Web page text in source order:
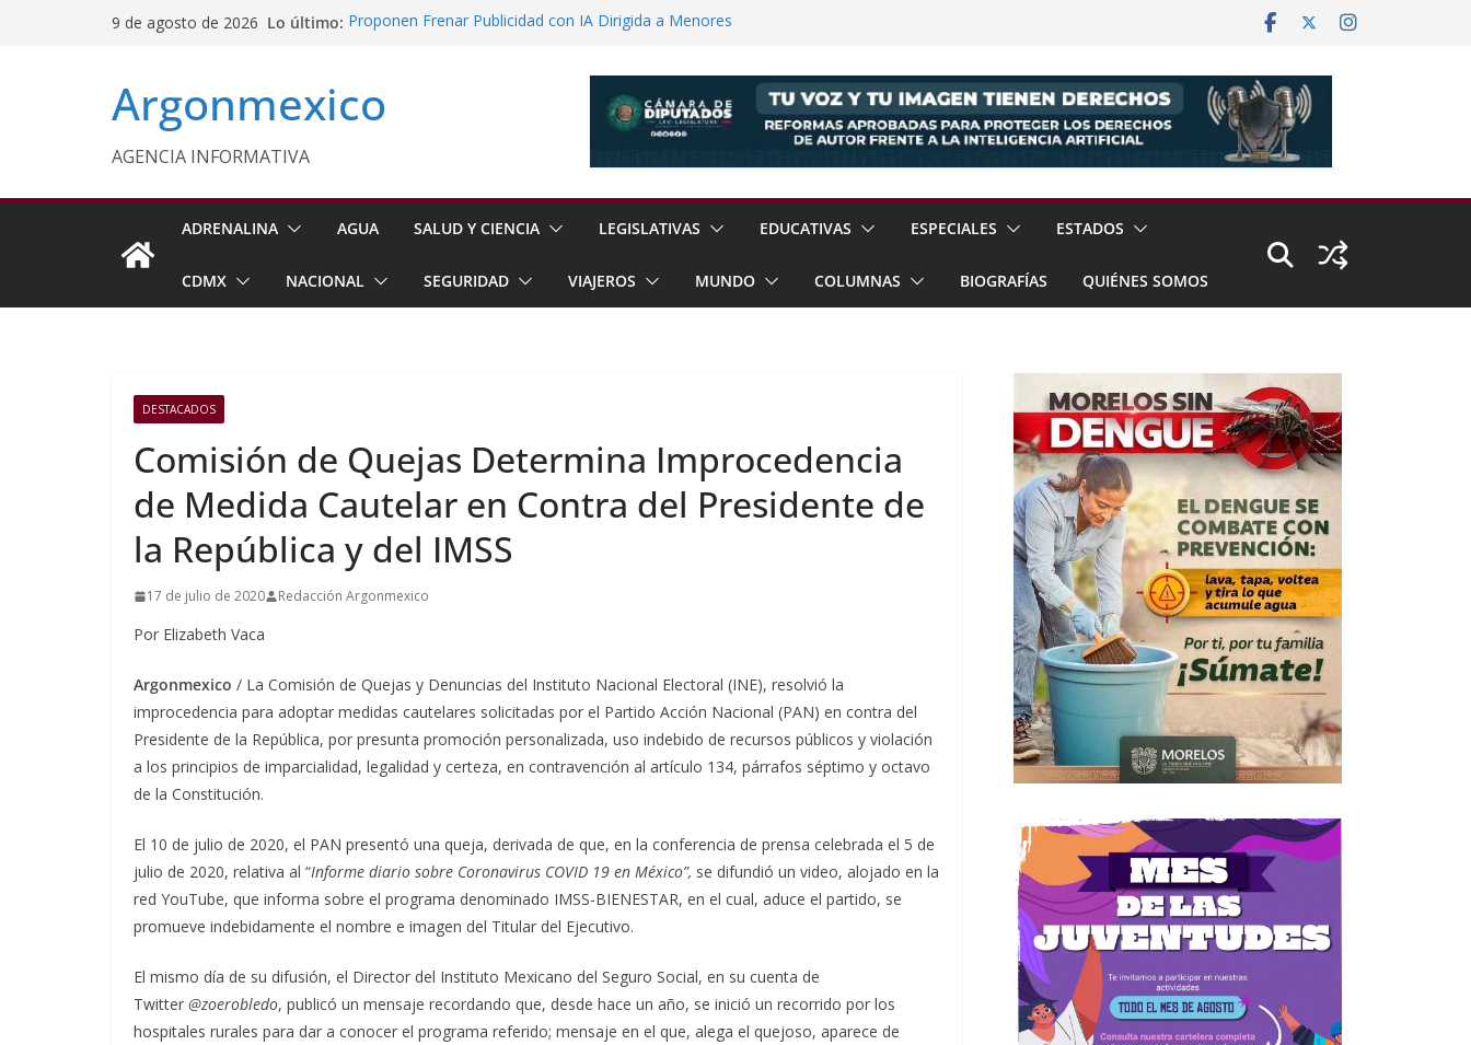
9 de agosto de 2026 Lo último: Proponen Frenar Publicidad con IA Dirigida a Menores
Café Mexiquense Conquista Mercado Chino con Acuerdo de
Exportación
Sheinbaum y Delfina Gómez Refuerzan Oferta Educativa en
Nuevo CBTA en Texcoco
Argonmexico
AGENCIA INFORMATIVA
ADRENALINA AGUA SALUD Y CIENCIA LEGISLATIVAS EDUCATIVAS ESPECIALES ESTADOS
CDMX NACIONAL SEGURIDAD VIAJEROS MUNDO COLUMNAS BIOGRAFÍAS QUIÉNES SOMOS
DESTACADOS
Comisión de Quejas Determina Improcedencia
de Medida Cautelar en Contra del Presidente de
la República y del IMSS
17 de julio de 2020 Redacción Argonmexico
Por Elizabeth Vaca
Argonmexico / La Comisión de Quejas y Denuncias del Instituto Nacional Electoral (INE), resolvió la
improcedencia para adoptar medidas cautelares solicitadas por el Partido Acción Nacional (PAN) en contra del
Presidente de la República, por presunta promoción personalizada, uso indebido de recursos públicos y violación
a los principios de imparcialidad, legalidad y certeza, en contravención al artículo 134, párrafos séptimo y octavo
de la Constitución.
El 10 de julio de 2020, el PAN presentó una queja, derivada de que, en la conferencia de prensa celebrada el 5 de
julio de 2020, relativa al “Informe diario sobre Coronavirus COVID 19 en México”, se difundió un video, alojado en la
red YouTube, que informa sobre el programa denominado IMSS-BIENESTAR, en el cual, aduce el partido, se
promueve indebidamente el nombre e imagen del Titular del Ejecutivo.
El mismo día de su difusión, el Director del Instituto Mexicano del Seguro Social, en su cuenta de
Twitter @zoerobledo, publicó un mensaje recordando que, desde hace un año, se inició un recorrido por los
hospitales rurales para dar a conocer el programa referido; mensaje en el que, alega el quejoso, aparece de